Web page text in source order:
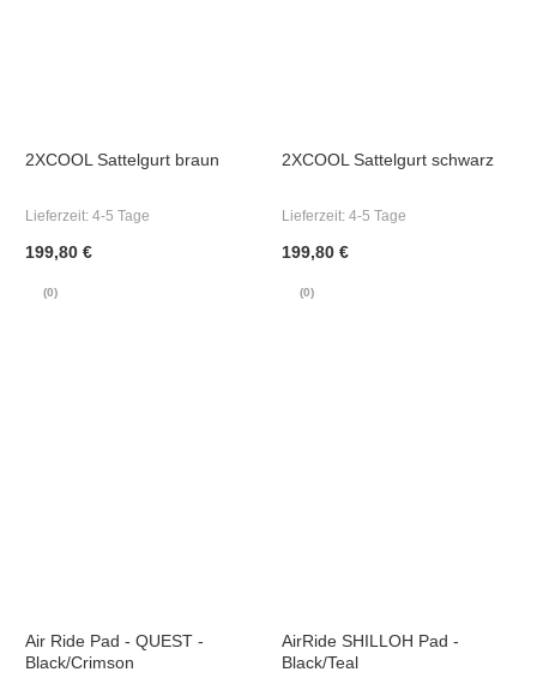
2XCOOL Sattelgurt braun
Lieferzeit: 4-5 Tage
199,80 €
(0)
2XCOOL Sattelgurt schwarz
Lieferzeit: 4-5 Tage
199,80 €
(0)
Air Ride Pad - QUEST -
Black/Crimson
AirRide SHILLOH Pad -
Black/Teal